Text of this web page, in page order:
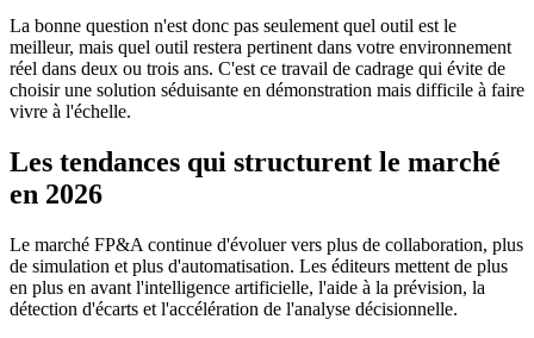
La bonne question n'est donc pas seulement quel outil est le
meilleur, mais quel outil restera pertinent dans votre environnement
réel dans deux ou trois ans. C'est ce travail de cadrage qui évite de
choisir une solution séduisante en démonstration mais difficile à faire
vivre à l'échelle.
Les tendances qui structurent le marché
en 2026
Le marché FP&A continue d'évoluer vers plus de collaboration, plus
de simulation et plus d'automatisation. Les éditeurs mettent de plus
en plus en avant l'intelligence artificielle, l'aide à la prévision, la
détection d'écarts et l'accélération de l'analyse décisionnelle.